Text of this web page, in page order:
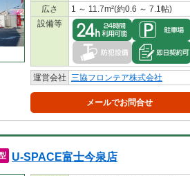
広さ
1 ～ 11.7m²(約0.6 ～ 7.1帖)
設備等
運営会社 三協フロンテア株式会社
メールでお問合せ
U-SPACE富士今泉店